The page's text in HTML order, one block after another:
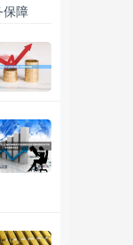
保障